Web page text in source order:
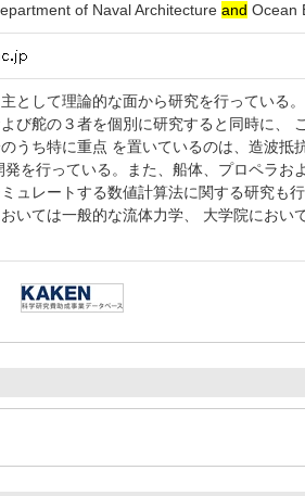
of Naval Architectureand Ocean
として理論的な面から研究を行っている
び舵の３者を個別に研究すると同時に、
うち特に重点 を置いているのは、造波
を行っている。また、船体、プロペラ
ミュレートする数値計算法に関する研究
いては一般的な流体力学、 大学院にお